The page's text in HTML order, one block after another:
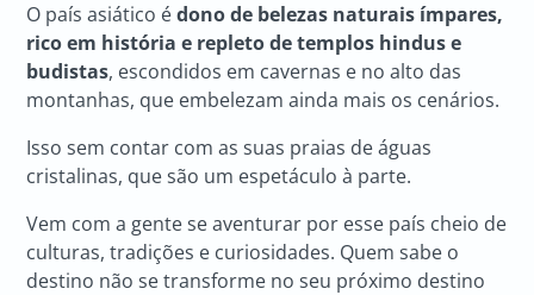
O país asiático édono de belezas naturais ímpares,
rico em história e repleto de templos hindus e
budistas, escondidos em cavernas e no alto das
montanhas, que embelezam ainda mais os cenários.
Isso sem contar com as suas praias de águas
cristalinas, que são um espetáculo à parte.
Vem com a gente se aventurar por esse país cheio de
culturas, tradições e curiosidades. Quem sabe o
destino não se transforme no seu próximo destino